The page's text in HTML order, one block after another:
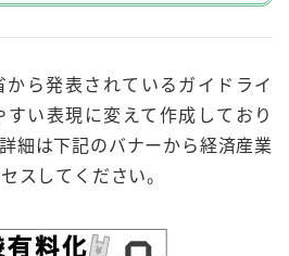
ら発表されているガイドライ
い表現に変えて作成しており
細は下記のバナーから経済産業
スしてください。